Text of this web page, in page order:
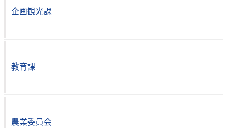
企画観光課
教育課
農業委員会